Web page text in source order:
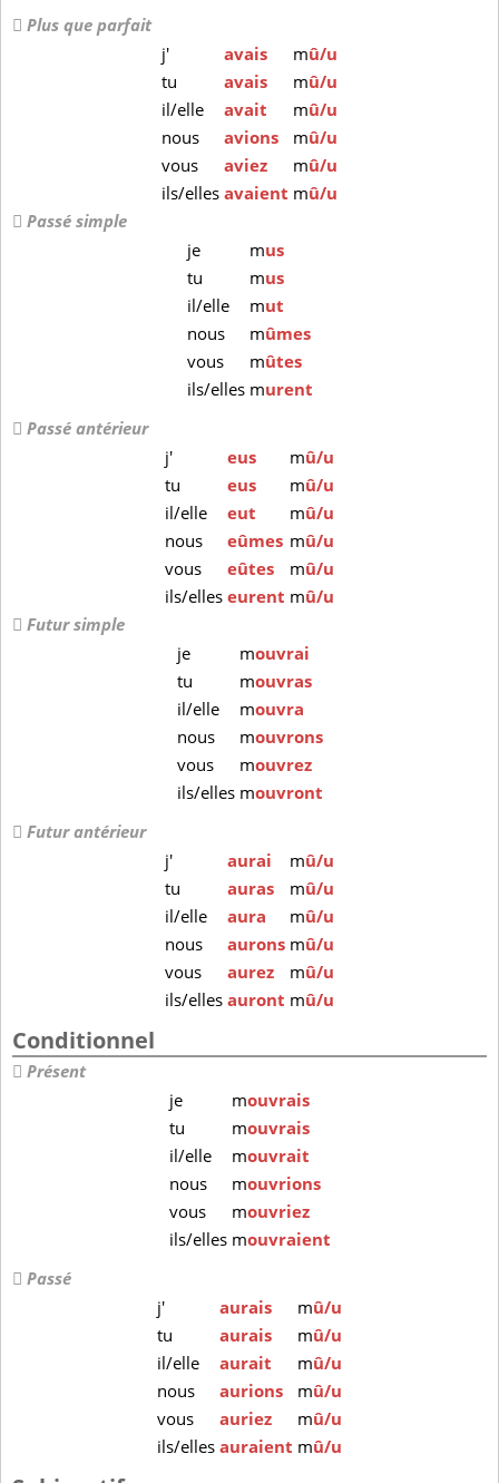
Plus que parfait
j'
avais mû/u
tu
avais mû/u
il/elle
avait mû/u
nous
avions mû/u
vous
aviez mû/u
ils/ellesavaient mû/u
Passé simple
je
mus
tu
mus
il/elle
mut
nous
mûmes
vous
mûtes
ils/elles murent
Passé antérieur
j'
eus mû/u
tu
eus mû/u
il/elle
eut mû/u
nous
eûmes mû/u
vous
eûtes mû/u
ils/elleseurent mû/u
Futur simple
je
mouvrai
tu
mouvras
il/elle
mouvra
nous
mouvrons
vous
mouvrez
ils/elles mouvront
Futur antérieur
j'
aurai mû/u
tu
auras mû/u
il/elle
aura mû/u
nous
aurons mû/u
vous
aurez mû/u
ils/ellesauront mû/u
Conditionnel
Présent
je
mouvrais
tu
mouvrais
il/elle
mouvrait
nous
mouvrions
vous
mouvriez
ils/elles mouvraient
Passé
j'
aurais mû/u
tu
aurais mû/u
il/elle
aurait mû/u
nous
aurions mû/u
vous
auriez mû/u
ils/ellesauraient mû/u